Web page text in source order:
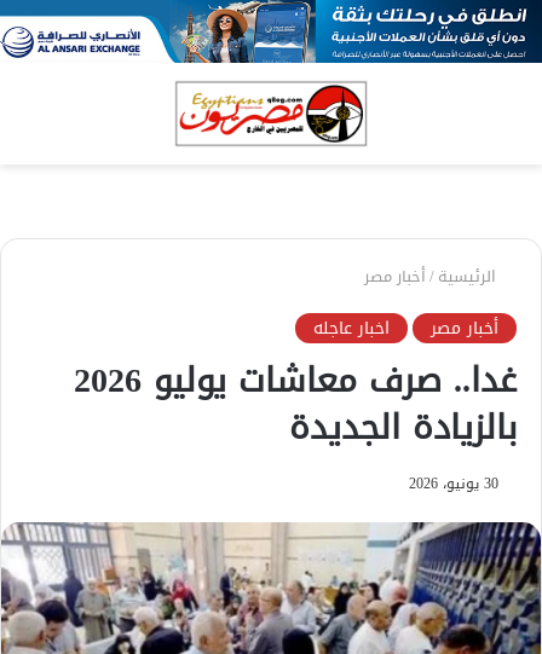
الرئيسية/أخبار مصر
أخبار مصر اخبار عاجله
غدا.. صرف معاشات يوليو 2026
بالزيادة الجديدة
30 يونيو، 2026